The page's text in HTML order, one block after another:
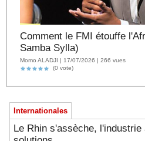
Comment le FMI étouffe
Samba Sylla)
Momo ALADJI | 17/07/2026 | 266 vues
(0 vote)
Internationales
Le Rhin s'assèche,